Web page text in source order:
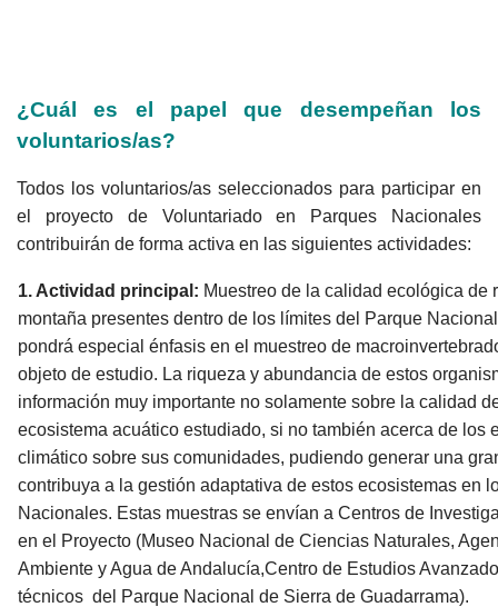
¿Cuál es el papel que desempeñan los
voluntarios/as?
Todos los voluntarios/as seleccionados para participar en
el proyecto de Voluntariado en Parques Nacionales
contribuirán de forma activa en las siguientes actividades:
1. Actividad principal: Muestreo de la calidad ecológica de
montaña presentes dentro de los límites del Parque
pondrá especial énfasis en el muestreo de
objeto de estudio. La riqueza y abundancia de estos
información muy importante no solamente sobre la calidad
ecosistema acuático estudiado, si no también acerca de los
climático sobre sus comunidades, pudiendo generar una
contribuya a la gestión adaptativa de estos ecosistemas en
Nacionales. Estas muestras se envían a Centros de
en el Proyecto (Museo Nacional de Ciencias Naturales,
Ambiente y Agua de Andalucía,Centro de Estudios
técnicos del Parque Nacional de Sierra de Guadarrama).